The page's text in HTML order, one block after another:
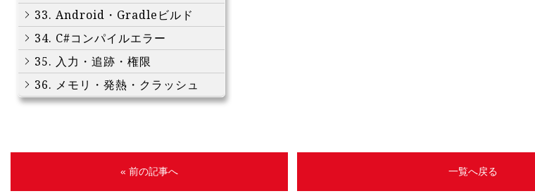
33. Android・Gradleビルド
34. C#コンパイルエラー
35. 入力・追跡・権限
36. メモリ・発熱・クラッシュ
« 前の記事へ 一覧へ戻る